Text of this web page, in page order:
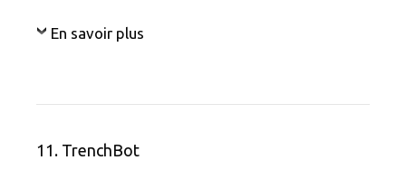
En savoir plus
11. TrenchBot